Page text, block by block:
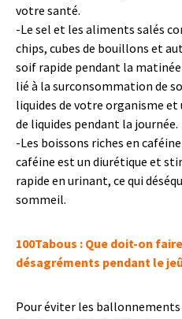
votre santé.
-Le sel et les aliments salés
chips, cubes de bouillons et
soif rapide pendant la
lié à la surconsommation de
liquides de votre organisme
de liquides pendant la journée.
-Les boissons riches en
caféine est un diurétique et
rapide en urinant, ce qui
sommeil.
100Tabous : Que doit-on
désagréments pendant le
Pour éviter les